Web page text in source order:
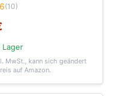
(10)
Lager
MwSt., kann sich geändert
auf Amazon.